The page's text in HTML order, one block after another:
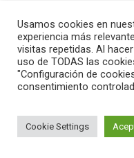
música con niños,Planes con
teatro campos
Bizcocho y tarta casera
|
Usamos cookies en
experiencia más
visitas repetidas. Al
uso de TODAS las
"Configuración de
consentimiento
Cookie Settings